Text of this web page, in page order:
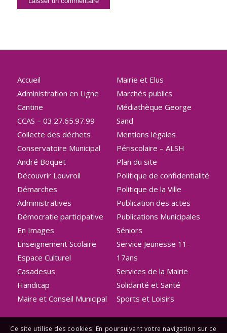
Accueil
Administration en Ligne
Cantine
CCAS – 03.27.65.97.99
Collecte des déchets
Conservatoire Municipal
André Boquet
Découvrir Louvroil
Démarches
Administratives
Démocratie participative
En Images
Enseignement Scolaire
Espace Culturel
Casadesus
Handicap
Maire et Conseil Municipal
Mairie et Elus
Marchés publics
Médiathèque George
Sand
Mentions légales
Périscolaire – ALSH
Plan du site
Politique de confidentialité
Politique de la Ville
Publication des actes
Publications Municipales
Séniors
Service Jeunesse 11-
17ans
Services de la Mairie
Solidarité et Santé
Sports et Loisirs
Ce site utilise des cookies. En poursuivant votre navigation sur ce